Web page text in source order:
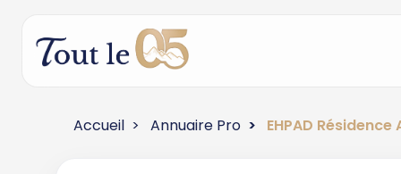
Accueil Annuaire Pro EHPAD